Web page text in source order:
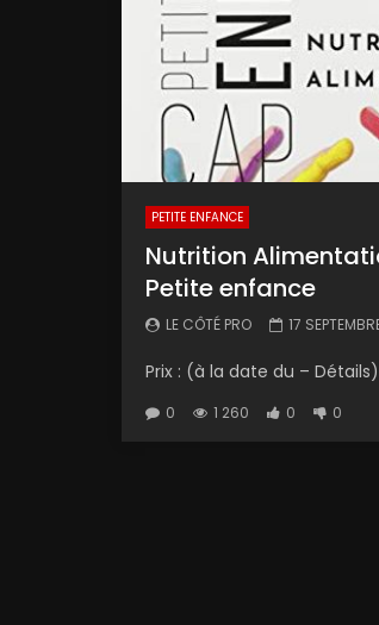
PETITE ENFANCE
Nutrition
Petite enfance
LE CÔTÉ PRO 17
Prix : (à la date du – Détails)
0 1 260 0 0